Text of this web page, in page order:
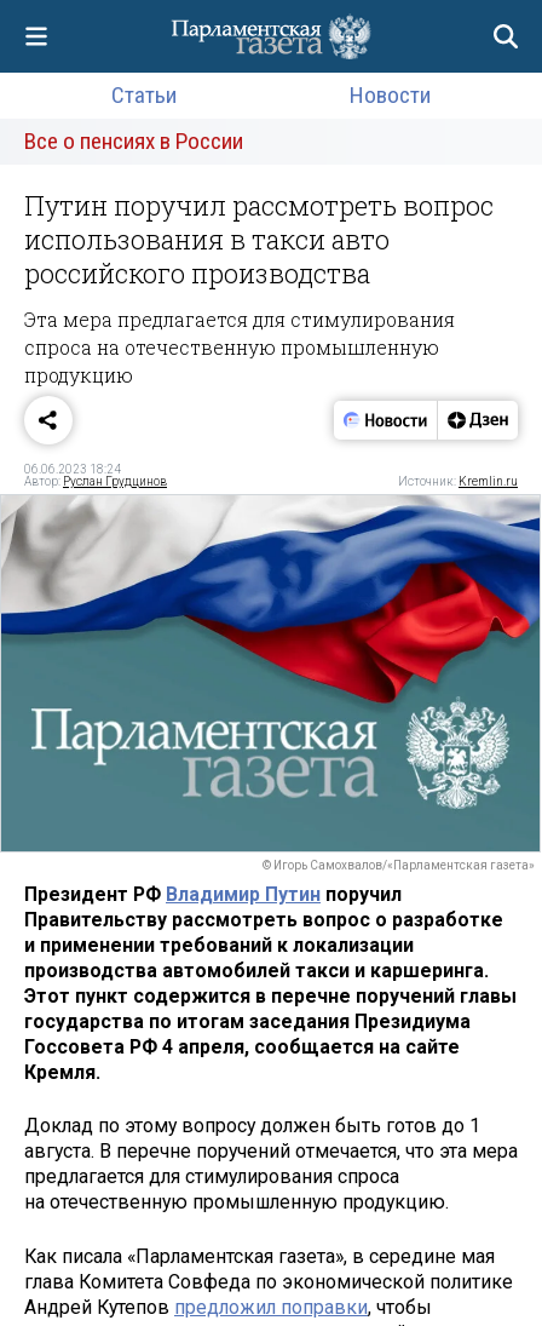
Статьи
Новости
Все о пенсиях в России
Путин поручил рассмотреть вопрос
использования в такси авто
российского производства
Эта мера предлагается для стимулирования
спроса на отечественную промышленную
продукцию
06.06.2023 18:24
Автор: Руслан Грудцинов Источник: Kremlin.ru
© Игорь Самохвалов/«Парламентская газета»
Президент РФ Владимир Путин поручил
Правительству рассмотреть вопрос о разработке
и применении требований к локализации
производства автомобилей такси и каршеринга.
Этот пункт содержится в перечне поручений главы
государства по итогам заседания Президиума
Госсовета РФ 4 апреля, сообщается на сайте
Кремля.
Доклад по этому вопросу должен быть готов до 1
августа. В перечне поручений отмечается, что эта мера
предлагается для стимулирования спроса
на отечественную промышленную продукцию.
Как писала «Парламентская газета», в середине мая
глава Комитета Совфеда по экономической политике
Андрей Кутепов предложил поправки, чтобы